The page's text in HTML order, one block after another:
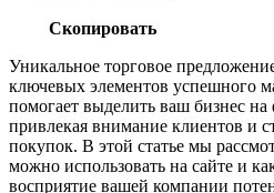
Скопировать
Уникальное торговое
ключевых элементов успешного
помогает выделить ваш бизнес на
привлекая внимание клиентов и
покупок. В этой статье мы
можно использовать на сайте и
восприятие вашей компании